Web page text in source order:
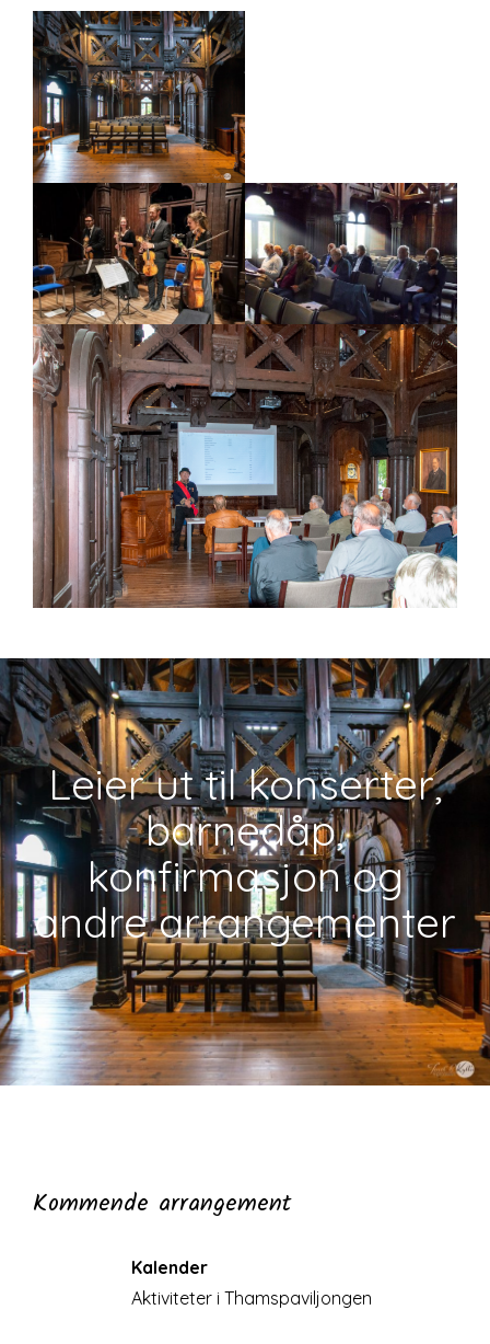
Leier ut til konserter,
barnedåp,
konfirmasjon og
andre arrangementer
Kommende arrangement
Kalender
Aktiviteter i Thamspaviljongen